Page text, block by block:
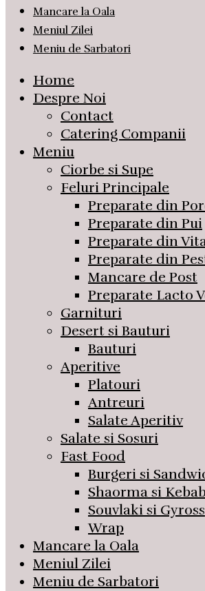
Mancare la Oala
Meniul Zilei
Meniu de Sarbatori
Home
Despre Noi
Contact
Catering Companii
Meniu
Ciorbe si Supe
Feluri Principale
Preparate din
Preparate din Pui
Preparate din
Preparate din
Mancare de Post
Preparate Lacto
Garnituri
Desert si Bauturi
Bauturi
Aperitive
Platouri
Antreuri
Salate Aperitiv
Salate si Sosuri
Fast Food
Burgeri si
Shaorma si
Souvlaki si Gyross
Wrap
Mancare la Oala
Meniul Zilei
Meniu de Sarbatori